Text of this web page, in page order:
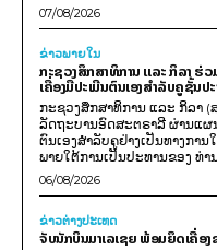
07/08/2026
ຂ່າວພາຍ​ໃນ
ກະຊວງສຶກສາທິການ ແລະ ກິລາ ຮ່
ເຄື່ອງມືປະເມີນຕົນເອງສຳລັບຄູຊັ້ນ
ກະຊວງສຶກສາທິການ ແລະ ກິລາ
ລັດຖະບານອົດສະຕຣາລີ ຜ່ານແຜ
ຕົນເອງສຳລັບຄູຢ່າງເປັນທາງກາ
ພາຍໃຕ້ການເປັນປະທານຂອງ ທ່າ
06/08/2026
ຂ່າວຕ່າງປະເທດ
ຈັບນັກບິນມາເລເຊຍ ພ້ອມຍຶດເຄື່ອງ